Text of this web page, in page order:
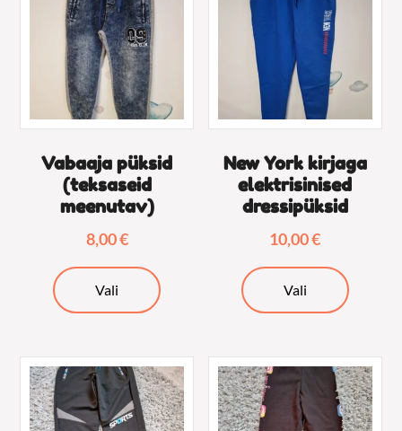
Vabaaja püksid
(teksaseid
meenutav)
8,00€
Vali
tootel
varianti.
Valikuid
saab
New York kirjaga
elektrisinised
dressipüksid
10,00€
Vali
tootel
varianti.
Valikuid
saab